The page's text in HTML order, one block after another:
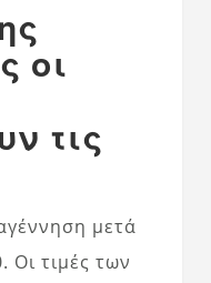
οι
τις
μετά
Οι τιμές των